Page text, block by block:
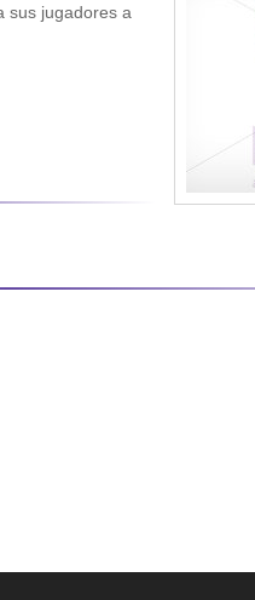
sus jugadores a